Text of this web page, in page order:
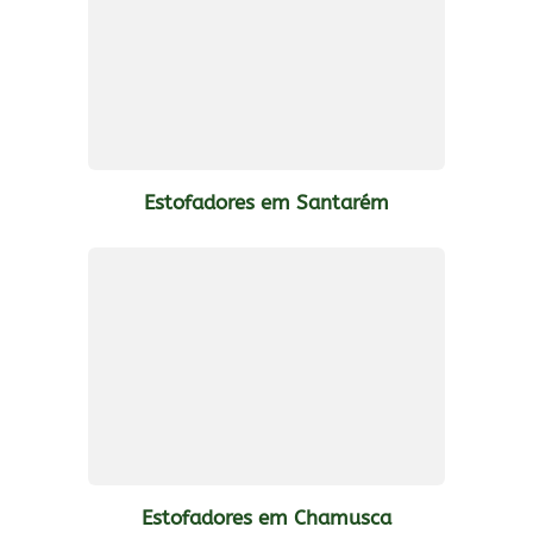
Estofadores em Santarém
Estofadores em Chamusca